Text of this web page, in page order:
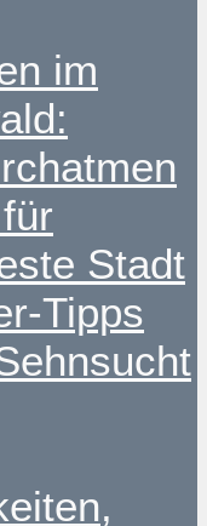
im
Stadt
Tipps